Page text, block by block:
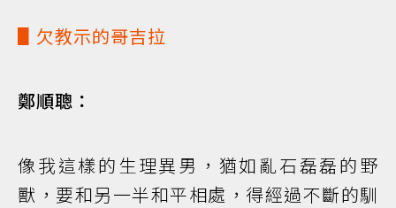
▋欠教示的哥吉拉
鄭順聰：
像我這樣的生理異男，猶如亂石磊磊的野
獸，要和另一半和平相處，得經過不斷的馴